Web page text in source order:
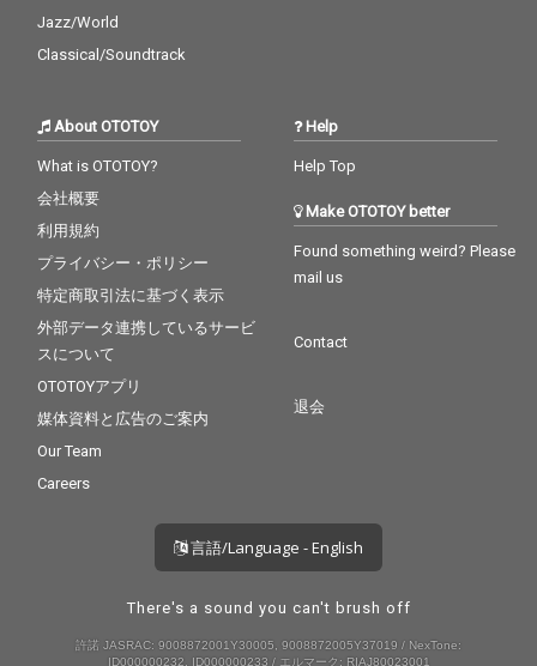
Jazz/World
Classical/Soundtrack
About OTOTOY
What is OTOTOY?
会社概要
利用規約
プライバシー・ポリシー
特定商取引法に基づく表示
外部データ連携しているサービ
スについて
OTOTOYアプリ
媒体資料と広告のご案内
Our Team
Careers
Help
Help Top
Make OTOTOY better
Found something weird? Please
mail us
Contact
退会
言語/Language - English
There's a sound you can't brush off
許諾 JASRAC: 9008872001Y30005, 9008872005Y37019 / NexTone:
ID000000232, ID000000233 / エルマーク: RIAJ80023001